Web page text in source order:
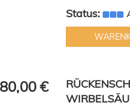
Status:
80,00 €